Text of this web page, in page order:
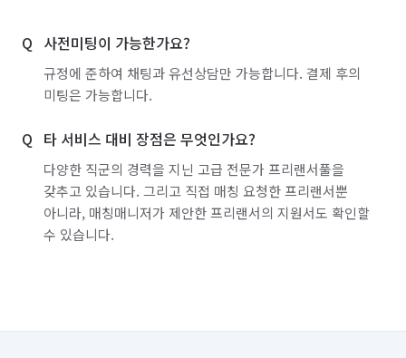
사전미팅이 가능한가요?
규정에 준하여 채팅과 유선상담만 가능합니다. 결제 후의
미팅은 가능합니다.
타 서비스 대비 장점은 무엇인가요?
다양한 직군의 경력을 지닌 고급 전문가 프리랜서풀을
갖추고 있습니다. 그리고 직접 매칭 요청한 프리랜서뿐
아니라, 매칭매니저가 제안한 프리랜서의 지원서도 확인할
수 있습니다.